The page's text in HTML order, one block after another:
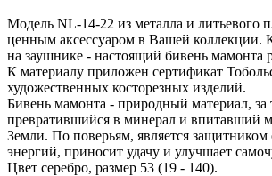
Модель NL-14-22 из металла и литьевого
ценным аксессуаром в Вашей коллекции.
на заушнике - настоящий бивень мамонта
К материалу приложен сертификат
художественных косторезных изделий.
Бивень мамонта - природный материал, за
превратившийся в минерал и впитавший
Земли. По поверьям, является защитником
энергий, приносит удачу и улучшает
Цвет серебро, размер 53 (19 - 140).